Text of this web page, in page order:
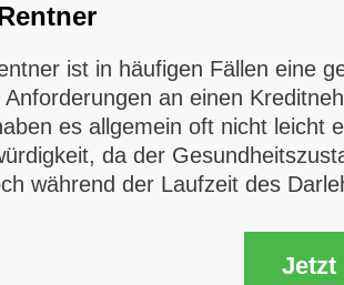
ist in häufigen Fällen eine
an einen
es allgemein oft nicht leicht
da der
während der Laufzeit des
Jetzt